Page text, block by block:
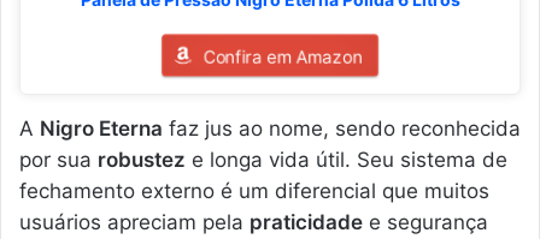
Confira em Amazon
A Nigro Eterna faz jus ao nome, sendo reconhecida
por sua robustez e longa vida útil. Seu sistema de
fechamento externo é um diferencial que muitos
usuários apreciam pela praticidade e segurança